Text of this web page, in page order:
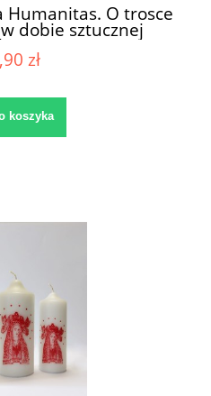
Humanitas. O trosce
dobie sztucznej
zł
koszyka